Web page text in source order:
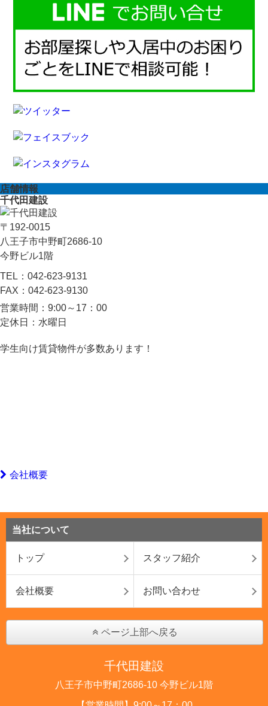
店舗情報
千代田建設
〒192-0015
八王子市中野町2686-10
今野ビル1階
TEL： 042-623-9131
FAX： 042-623-9130
営業時間： 9:00～17：00
定休日： 水曜日
学生向け賃貸物件が多数あります！
会社概要
当社について
トップ スタッフ紹介
会社概要 お問い合わせ
ページ上部へ戻る
千代田建設
八王子市中野町2686-10 今野ビル1階